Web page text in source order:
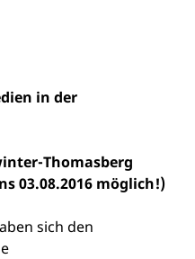
in der
Thomasberg
03.08.2016 möglich!)
sich den